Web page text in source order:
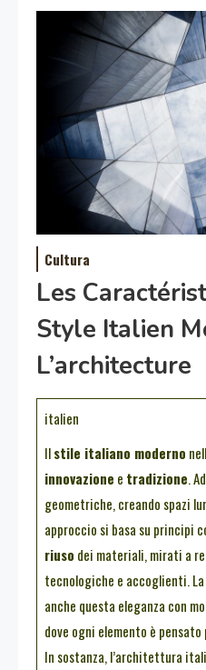
Cultura
Les
Style Italien
L’architecture
italien
Ilstile italiano moderno
innovazione e tradizione.
geometriche, creando spazi
approccio si basa su principi
riuso dei materiali, mirati a
tecnologiche e accoglienti.
anche questa eleganza con
dove ogni elemento è
In sostanza, l’architettura